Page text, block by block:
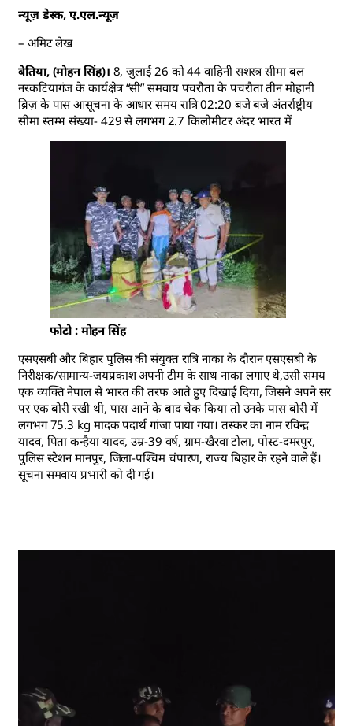
न्यूज़ डेस्क, ए.एल.न्यूज़
– अमिट लेख
बेतिया, (मोहन सिंह)। 8, जुलाई 26 को 44 वाहिनी सशस्त्र सीमा बल
नरकटियागंज के कार्यक्षेत्र “सी” समवाय पचरौता के पचरौता तीन मोहानी
ब्रिज़ के पास आसूचना के आधार समय रात्रि 02:20 बजे बजे अंतर्राष्ट्रीय
सीमा स्तम्भ संख्या- 429 से लगभग 2.7 किलोमीटर अंदर भारत में
फोटो : मोहन सिंह
एसएसबी और बिहार पुलिस की संयुक्त रात्रि नाका के दौरान एसएसबी के
निरीक्षक/सामान्य-जयप्रकाश अपनी टीम के साथ नाका लगाए थे,उसी समय
एक व्यक्ति नेपाल से भारत की तरफ आते हुए दिखाई दिया, जिसने अपने सर
पर एक बोरी रखी थी, पास आने के बाद चेक किया तो उनके पास बोरी में
लगभग 75.3 kg मादक पदार्थ गांजा पाया गया। तस्कर का नाम रविन्द्र
यादव, पिता कन्हैया यादव, उम्र-39 वर्ष, ग्राम-खैरवा टोला, पोस्ट-दमरपुर,
पुलिस स्टेशन मानपुर, जिला-पश्चिम चंपारण, राज्य बिहार के रहने वाले हैं।
सूचना समवाय प्रभारी को दी गई।